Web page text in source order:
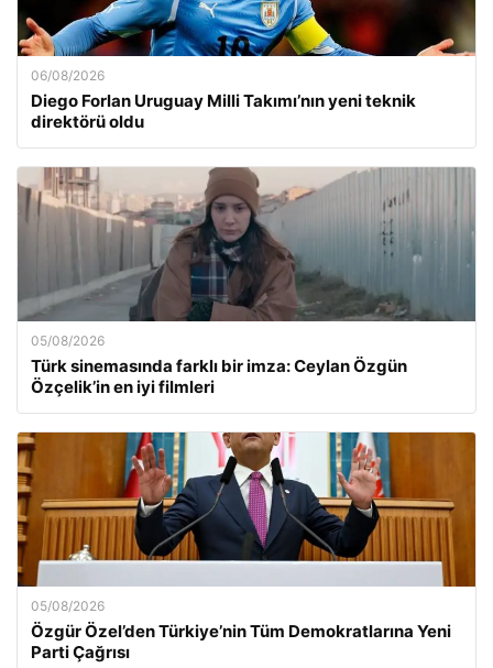
06/08/2026
Diego Forlan Uruguay Milli Takımı’nın yeni teknik
direktörü oldu
05/08/2026
Türk sinemasında farklı bir imza: Ceylan Özgün
Özçelik’in en iyi filmleri
05/08/2026
Özgür Özel’den Türkiye’nin Tüm Demokratlarına Yeni
Parti Çağrısı